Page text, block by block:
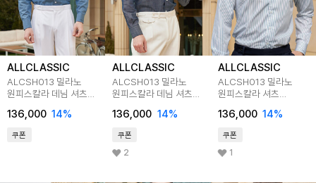
ALLCLASSIC
ALCSH013 밀라노
원피스칼라 데님 셔츠
136,000 14%
쿠폰
ALLCLASSIC
ALCSH013 밀라노
원피스칼라 데님 셔츠
136,000 14%
쿠폰
2
ALLCLASSIC
ALCSH013 밀라노
원피스칼라 셔츠
136,000 14%
쿠폰
1